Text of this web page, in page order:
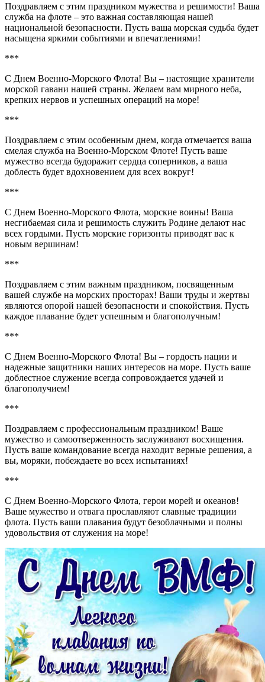
Поздравляем с этим праздником мужества и решимости! Ваша
служба на флоте – это важная составляющая нашей
национальной безопасности. Пусть ваша морская судьба будет
насыщена яркими событиями и впечатлениями!
***
С Днем Военно-Морского Флота! Вы – настоящие хранители
морской гавани нашей страны. Желаем вам мирного неба,
крепких нервов и успешных операций на море!
***
Поздравляем с этим особенным днем, когда отмечается ваша
смелая служба на Военно-Морском Флоте! Пусть ваше
мужество всегда будоражит сердца соперников, а ваша
доблесть будет вдохновением для всех вокруг!
***
С Днем Военно-Морского Флота, морские воины! Ваша
несгибаемая сила и решимость служить Родине делают нас
всех гордыми. Пусть морские горизонты приводят вас к
новым вершинам!
***
Поздравляем с этим важным праздником, посвященным
вашей службе на морских просторах! Ваши труды и жертвы
являются опорой нашей безопасности и спокойствия. Пусть
каждое плавание будет успешным и благополучным!
***
С Днем Военно-Морского Флота! Вы – гордость нации и
надежные защитники наших интересов на море. Пусть ваше
доблестное служение всегда сопровождается удачей и
благополучием!
***
Поздравляем с профессиональным праздником! Ваше
мужество и самоотверженность заслуживают восхищения.
Пусть ваше командование всегда находит верные решения, а
вы, моряки, побеждаете во всех испытаниях!
***
С Днем Военно-Морского Флота, герои морей и океанов!
Ваше мужество и отвага прославляют славные традиции
флота. Пусть ваши плавания будут безоблачными и полны
удовольствия от служения на море!